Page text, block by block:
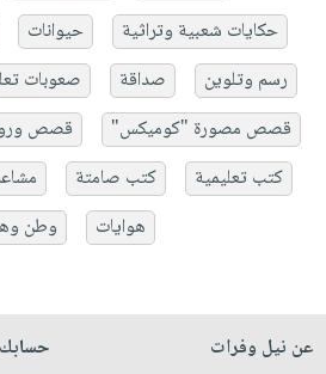
حكايات شعبية وتراثية
حيوانات
رسم وتلوين
صداقة صعوبات
قصص مصورة "كوميكس"
قصص
كتب تعليمية
كتب صامتة
هوايات
وطن
عن نيل وفرات
حسابك